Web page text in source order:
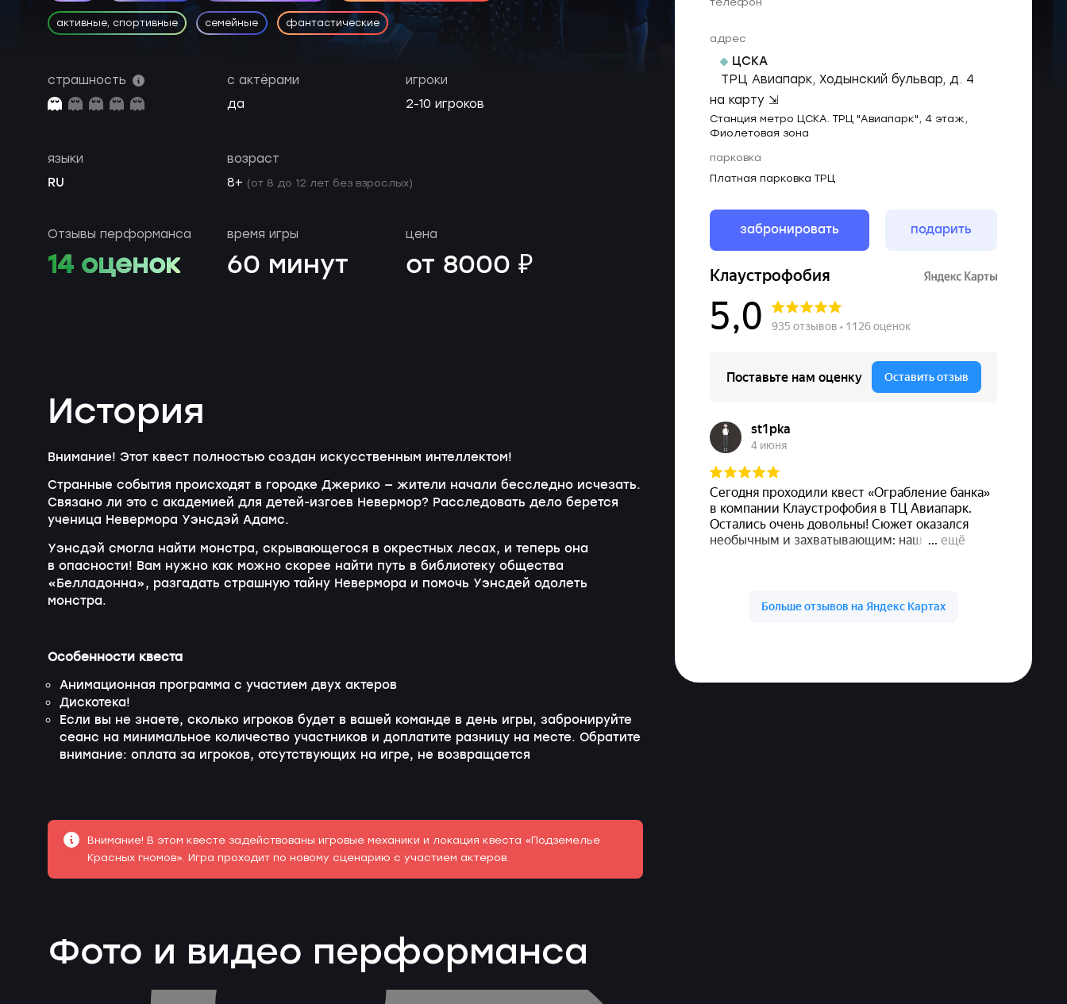
активные, спортивные семейные фантастические
адрес
ЦСКА
ТРЦ Авиапарк, Ходынский бульвар, д. 4
на карту ⇲
Станция метро ЦСКА. ТРЦ "Авиапарк", 4 этаж,
Фиолетовая зона
парковка
Платная парковка ТРЦ
забронировать подарить
страшность
с актёрами
да
игроки
2-10 игроков
языки
RU
возраст
8+ (от 8 до 12 лет без взрослых)
Отзывы перформанса
14 оценок
время игры
60 минут
цена
от 8000 ₽
История
Внимание! Этот квест полностью создан искусственным интеллектом!
Странные события происходят в городке Джерико — жители начали бесследно исчезать.
Связано ли это с академией для детей-изгоев Невермор? Расследовать дело берется
ученица Невермора Уэнсдэй Адамс.
Уэнсдэй смогла найти монстра, скрывающегося в окрестных лесах, и теперь она
в опасности! Вам нужно как можно скорее найти путь в библиотеку общества
«Белладонна», разгадать страшную тайну Невермора и помочь Уэнсдей одолеть
монстра.
Особенности квеста
Анимационная программа с участием двух актеров
Дискотека!
Если вы не знаете, сколько игроков будет в вашей команде в день игры, забронируйте
сеанс на минимальное количество участников и доплатите разницу на месте. Обратите
внимание: оплата за игроков, отсутствующих на игре, не возвращается
Внимание! В этом квесте задействованы игровые механики и локация квеста «Подземелье
Красных гномов». Игра проходит по новому сценарию с участием актеров.
Фото и видео перформанса